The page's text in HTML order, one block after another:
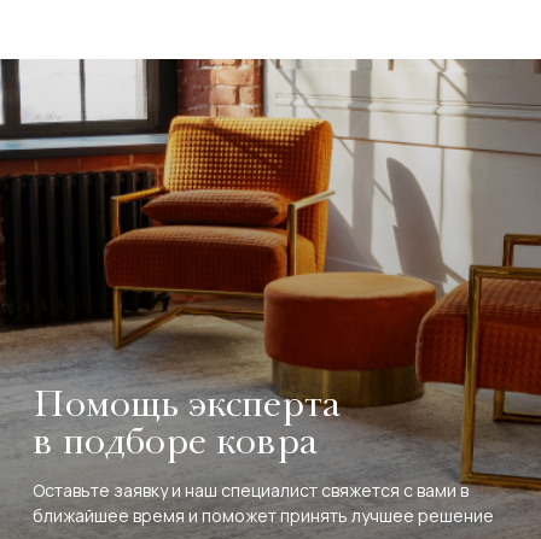
Помощь эксперта
в подборе ковра
Оставьте заявку и наш специалист свяжется с вами в
ближайшее время и поможет принять лучшее решение